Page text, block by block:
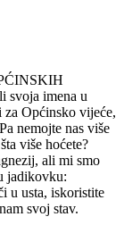
svoja imena u
za Općinsko vijeće,
nemojte nas više
više hoćete?
ali mi smo
jadikovku:
u usta, iskoristite
svoj stav.